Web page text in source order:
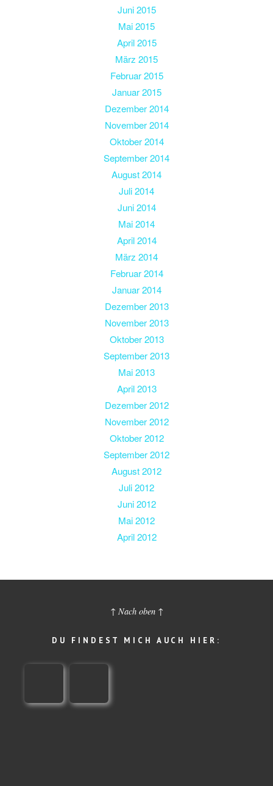
Juni 2015
Mai 2015
April 2015
März 2015
Februar 2015
Januar 2015
Dezember 2014
November 2014
Oktober 2014
September 2014
August 2014
Juli 2014
Juni 2014
Mai 2014
April 2014
März 2014
Februar 2014
Januar 2014
Dezember 2013
November 2013
Oktober 2013
September 2013
Mai 2013
April 2013
Dezember 2012
November 2012
Oktober 2012
September 2012
August 2012
Juli 2012
Juni 2012
Mai 2012
April 2012
↑ Nach oben ↑
DU FINDEST MICH AUCH HIER: